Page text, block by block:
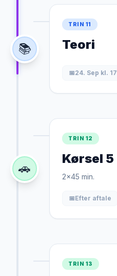
TRIN 11
Teori
📅24. Sep kl. 17
📚
TRIN 12
Kørsel 5
2x45 min.
📅Efter aftale
🚗
TRIN 13